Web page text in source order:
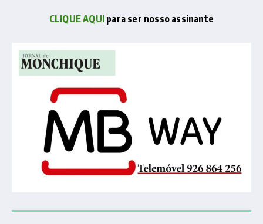
CLIQUE AQUI para ser nosso assinante